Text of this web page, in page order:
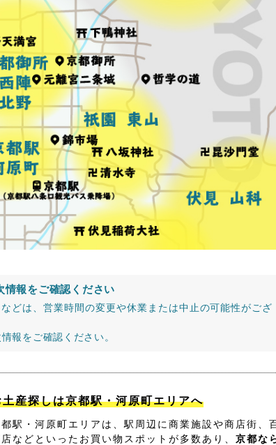
情報をご確認ください
どは、営業時間の変更や休業または中止の可能性がござ
報をご確認ください。
土産探しは京都駅・河原町エリアへ
駅・河原町エリアは、駅周辺に商業施設や商店街、
などといったお買い物スポットが多数あり、 京都な